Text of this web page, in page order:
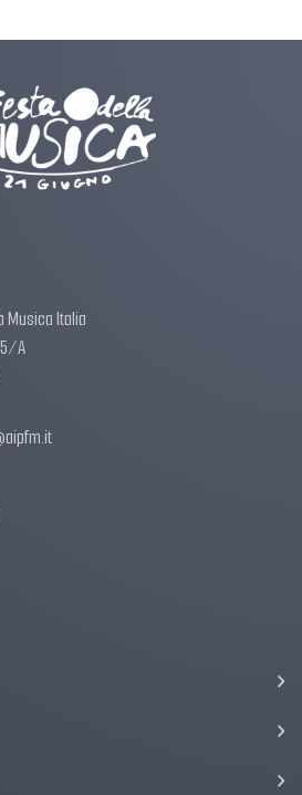
Musica Italia
5/A